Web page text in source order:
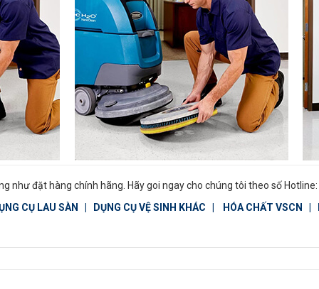
như đặt hàng chính hãng. Hãy goi ngay cho chúng tôi theo số Hotline:
CỤ LAU SÀN DỤNG CỤ VỆ SINH KHÁC HÓA CHẤT VSCN